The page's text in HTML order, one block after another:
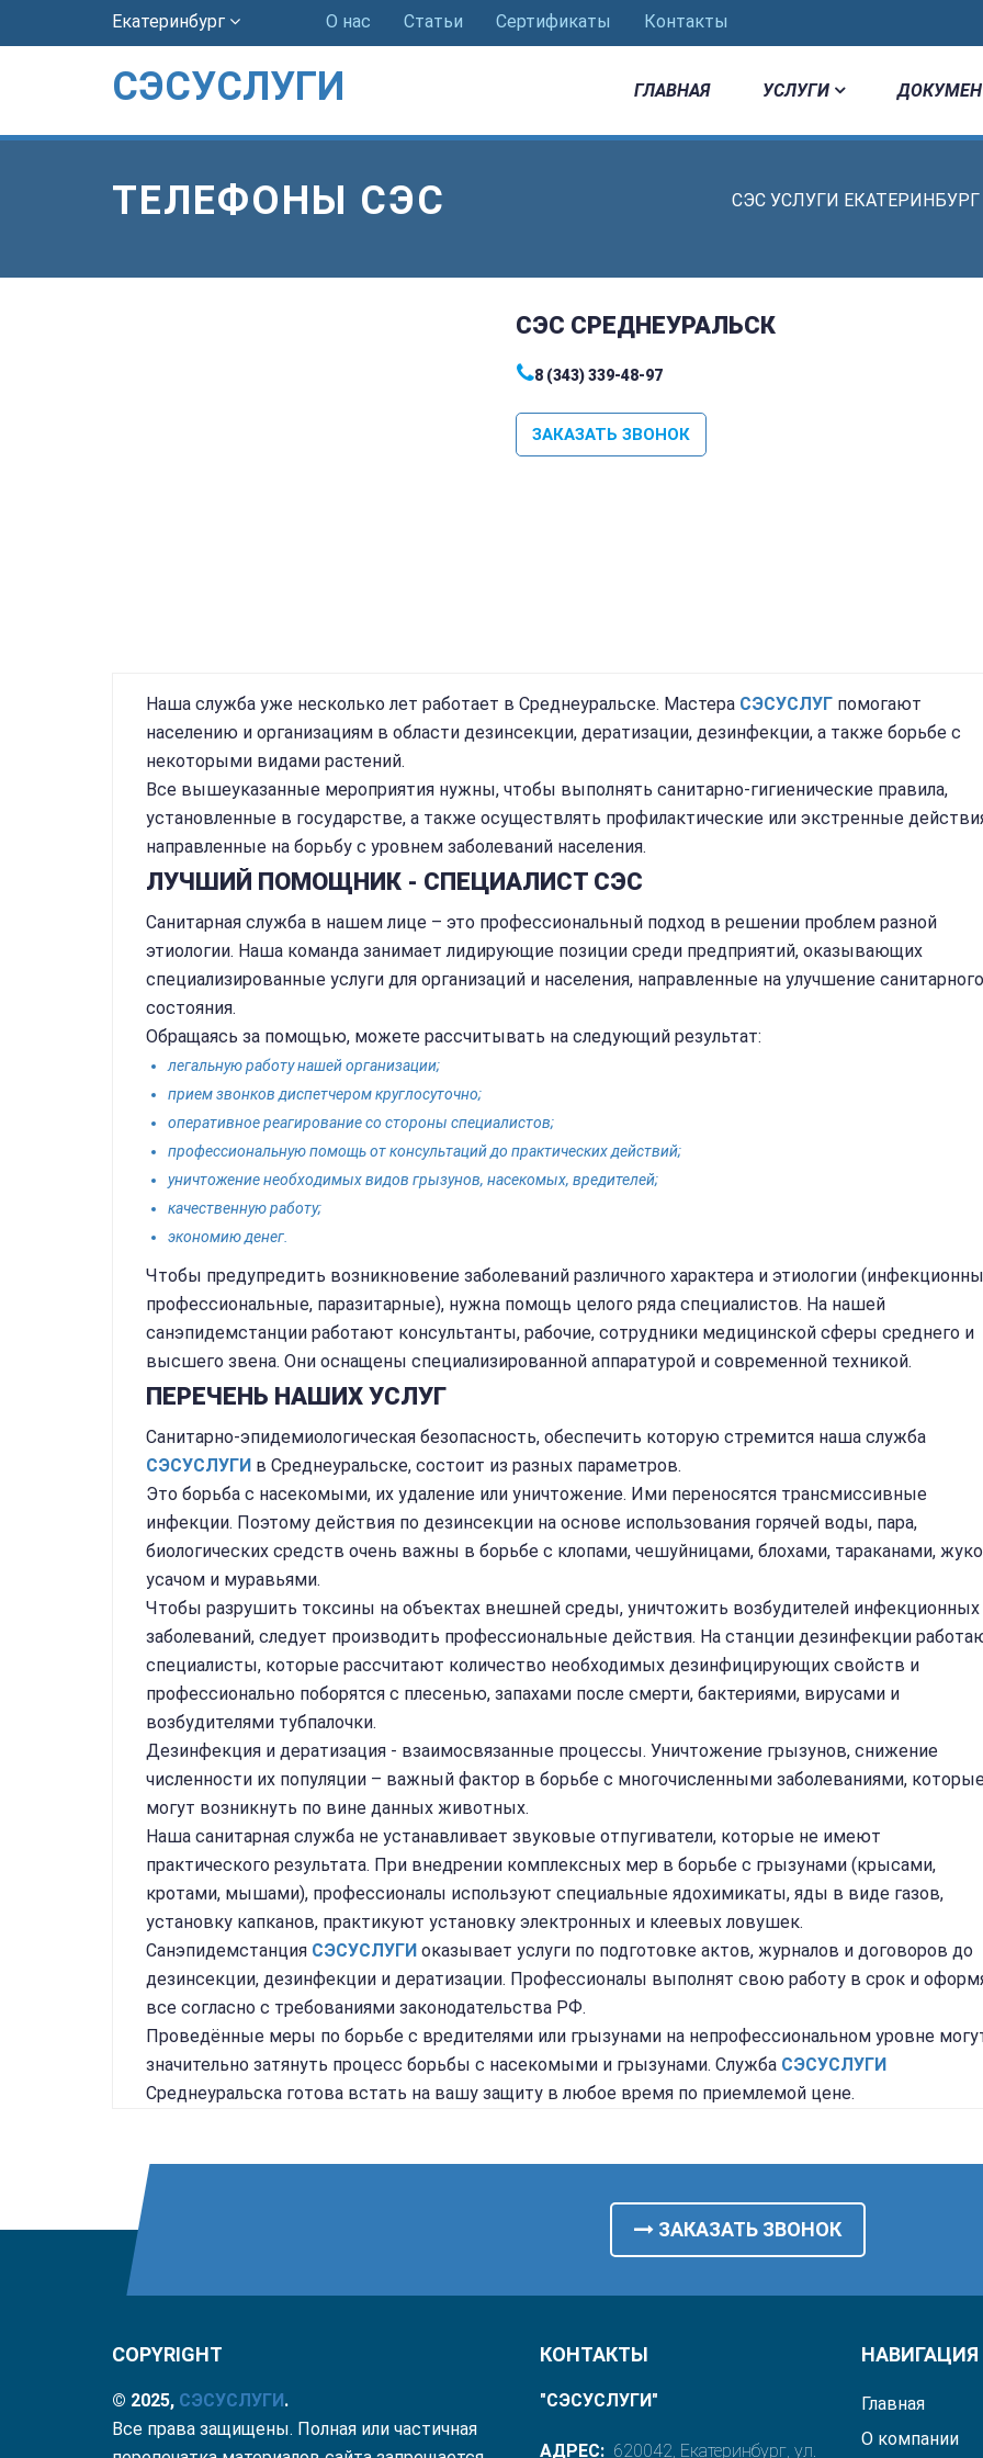
Екатеринбург О нас Статьи Сертификаты Контакты
СЭСУСЛУГИ ГЛАВНАЯ УСЛУГИ
ТЕЛЕФОНЫ СЭС СЭС УСЛУГИ ЕКАТЕРИНБУРГ
СЭС СРЕДНЕУРАЛЬСК
8 (343) 339-48-97
ЗАКАЗАТЬ ЗВОНОК
Наша служба уже несколько лет работает в Среднеуральске. Мастера СЭСУСЛУГ помогают
населению и организациям в области дезинсекции, дератизации, дезинфекции, а также борьбе с
некоторыми видами растений.
Все вышеуказанные мероприятия нужны, чтобы выполнять санитарно-гигиенические правила,
установленные в государстве, а также осуществлять профилактические или экстренные
направленные на борьбу с уровнем заболеваний населения.
ЛУЧШИЙ ПОМОЩНИК - СПЕЦИАЛИСТ СЭС
Санитарная служба в нашем лице – это профессиональный подход в решении проблем разной
этиологии. Наша команда занимает лидирующие позиции среди предприятий, оказывающих
специализированные услуги для организаций и населения, направленные на улучшение санитарного
состояния.
Обращаясь за помощью, можете рассчитывать на следующий результат:
легальную работу нашей организации;
прием звонков диспетчером круглосуточно;
оперативное реагирование со стороны специалистов;
профессиональную помощь от консультаций до практических действий;
уничтожение необходимых видов грызунов, насекомых, вредителей;
качественную работу;
экономию денег.
Чтобы предупредить возникновение заболеваний различного характера и этиологии
профессиональные, паразитарные), нужна помощь целого ряда специалистов. На нашей
санэпидемстанции работают консультанты, рабочие, сотрудники медицинской сферы среднего и
высшего звена. Они оснащены специализированной аппаратурой и современной техникой.
ПЕРЕЧЕНЬ НАШИХ УСЛУГ
Санитарно-эпидемиологическая безопасность, обеспечить которую стремится наша служба
СЭСУСЛУГИ в Среднеуральске, состоит из разных параметров.
Это борьба с насекомыми, их удаление или уничтожение. Ими переносятся трансмиссивные
инфекции. Поэтому действия по дезинсекции на основе использования горячей воды, пара,
биологических средств очень важны в борьбе с клопами, чешуйницами, блохами, тараканами,
усачом и муравьями.
Чтобы разрушить токсины на объектах внешней среды, уничтожить возбудителей инфекционных
заболеваний, следует производить профессиональные действия. На станции дезинфекции
специалисты, которые рассчитают количество необходимых дезинфицирующих свойств и
профессионально поборятся с плесенью, запахами после смерти, бактериями, вирусами и
возбудителями тубпалочки.
Дезинфекция и дератизация - взаимосвязанные процессы. Уничтожение грызунов, снижение
численности их популяции – важный фактор в борьбе с многочисленными заболеваниями,
могут возникнуть по вине данных животных.
Наша санитарная служба не устанавливает звуковые отпугиватели, которые не имеют
практического результата. При внедрении комплексных мер в борьбе с грызунами (крысами,
кротами, мышами), профессионалы используют специальные ядохимикаты, яды в виде газов,
установку капканов, практикуют установку электронных и клеевых ловушек.
Санэпидемстанция СЭСУСЛУГИ оказывает услуги по подготовке актов, журналов и договоров до
дезинсекции, дезинфекции и дератизации. Профессионалы выполнят свою работу в срок и
все согласно с требованиями законодательства РФ.
Проведённые меры по борьбе с вредителями или грызунами на непрофессиональном уровне
значительно затянуть процесс борьбы с насекомыми и грызунами. Служба СЭСУСЛУГИ
Среднеуральска готова встать на вашу защиту в любое время по приемлемой цене.
ЗАКАЗАТЬ ЗВОНОК
COPYRIGHT
© 2025, СЭСУСЛУГИ.
Все права защищены. Полная или частичная
КОНТАКТЫ
"СЭСУСЛУГИ"
АДРЕС: 620042, Екатеринбург, ул.
НАВИГАЦИЯ
Главная
О компании